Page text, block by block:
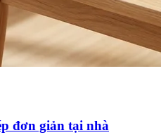
đơn giản tại nhà